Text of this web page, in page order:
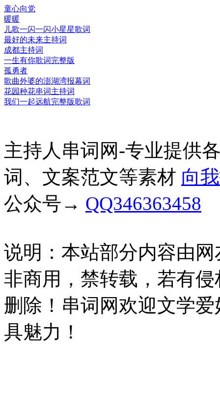
童心向党
暖暖
儿歌一闪一闪小星星歌词
最好的未来主持词
成都主持词
一生有你歌词完整版
孤勇者
歌曲外婆的澎湖湾报幕词
花园种花串词主持词
我们一起远航完整版歌词
主持人串词网-专业提供
词、文案范文等素材 向
公众号→ QQ346363458
说明：本站部分内容由
非商用，禁转载，若有
删除！串词网欢迎文学
具魅力！